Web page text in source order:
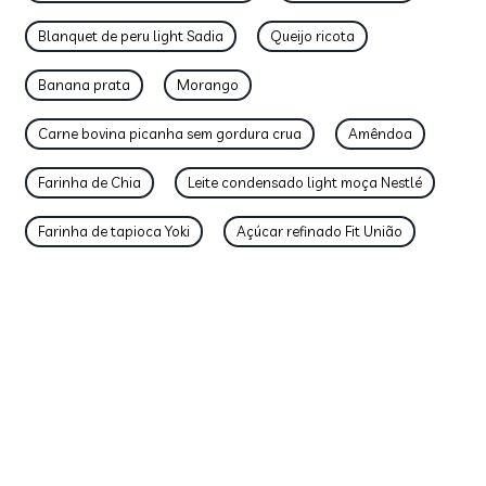
Blanquet de peru light Sadia Queijo ricota
Banana prata Morango
Carne bovina picanha sem gordura crua Amêndoa
Farinha de Chia Leite condensado light moça Nestlé
Farinha de tapioca Yoki Açúcar refinado Fit União